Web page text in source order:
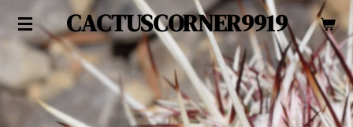
Zum
Hauptinhalt
springen
CACTUSCORNER9919